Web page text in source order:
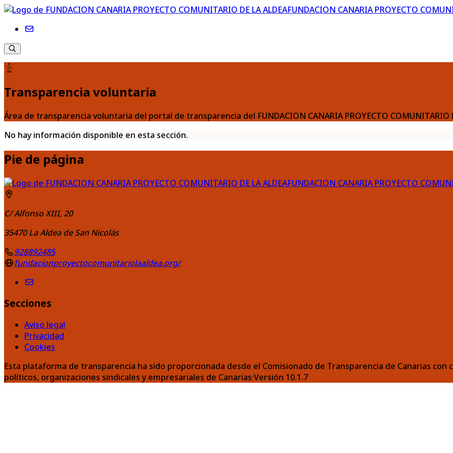
FUNDACION CANARIA PROYECTO
Transparencia voluntaria
Área de transparencia voluntaria del portal de transparencia del FUNDACION CANARIA PROYECTO COMUNITARIO
No hay información disponible en esta sección.
Pie de página
FUNDACION CANARIA PROYECTO
C/ Alfonso XIII, 20
35470 La Aldea de San Nicolás
928892485
fundacionproyectocomunitariolaaldea.org/
Secciones
Aviso legal
Privacidad
Cookies
Esta plataforma de transparencia ha sido proporcionada desde el Comisionado de Transparencia de Canarias
políticos, organizaciones sindicales y empresariales de Canarias·Versión 10.1.7